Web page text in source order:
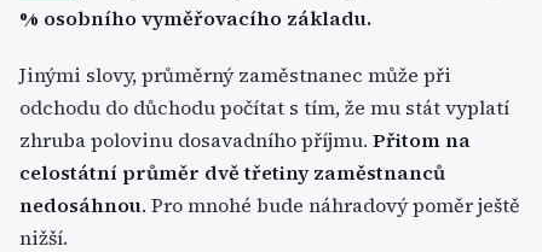
% osobního vyměřovacího základu.
Jinými slovy, průměrný zaměstnanec může při
odchodu do důchodu počítat s tím, že mu stát vyplatí
zhruba polovinu dosavadního příjmu. Přitom na
celostátní průměr dvě třetiny zaměstnanců
nedosáhnou. Pro mnohé bude náhradový poměr ještě
nižší.